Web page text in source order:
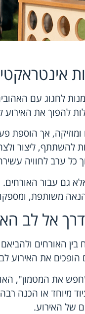
לחגוג עם
להפוך את
אך הוספת
להשתתף, ליצור
כל ערב לחוויה
גם עבור האורחים.
משותפת,
אל לב
האורחים
את האירוע
את המטמון",
מיוחד או הכנה
של האירוע.